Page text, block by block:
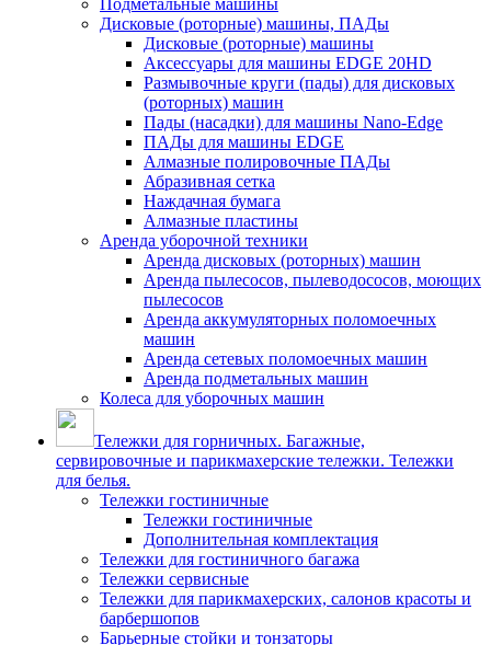
Подметальные машины
Дисковые (роторные) машины, ПАДы
Дисковые (роторные) машины
Аксессуары для машины EDGE 20HD
Размывочные круги (пады) для дисковых
(роторных) машин
Пады (насадки) для машины Nano-Edge
ПАДы для машины EDGE
Алмазные полировочные ПАДы
Абразивная сетка
Наждачная бумага
Алмазные пластины
Аренда уборочной техники
Аренда дисковых (роторных) машин
Аренда пылесосов, пылеводососов, моющих
пылесосов
Аренда аккумуляторных поломоечных
машин
Аренда сетевых поломоечных машин
Аренда подметальных машин
Колеса для уборочных машин
Тележки для горничных. Багажные,
сервировочные и парикмахерские тележки. Тележки
для белья.
Тележки гостиничные
Тележки гостиничные
Дополнительная комплектация
Тележки для гостиничного багажа
Тележки сервисные
Тележки для парикмахерских, салонов красоты и
барбершопов
Барьерные стойки и тонзаторы